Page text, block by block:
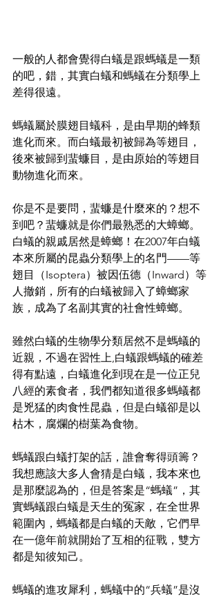
一般的人都會覺得白蟻是跟螞蟻是一類
的吧，錯，其實白蟻和螞蟻在分類學上
差得很遠。
螞蟻屬於膜翅目蟻科，是由早期的蜂類
進化而來。而白蟻最初被歸為等翅目，
後來被歸到蜚蠊目，是由原始的等翅目
動物進化而來。
你是不是要問，蜚蠊是什麼來的？想不
到吧？蜚蠊就是你們最熟悉的大蟑螂。
白蟻的親戚居然是蟑螂！在2007年白蟻
本來所屬的昆蟲分類學上的名門——等
翅目（Isoptera）被因伍德（Inward）等
人撤銷，所有的白蟻被歸入了蟑螂家
族，成為了名副其實的社會性蟑螂。
雖然白蟻的生物學分類居然不是螞蟻的
近親，不過在習性上,白蟻跟螞蟻的確差
得有點遠，白蟻進化到現在是一位正兒
八經的素食者，我們都知道很多螞蟻都
是兇猛的肉食性昆蟲，但是白蟻卻是以
枯木，腐爛的樹葉為食物。
螞蟻跟白蟻打架的話，誰會奪得頭籌？
我想應該大多人會猜是白蟻，我本來也
是那麼認為的，但是答案是“螞蟻”，其
實螞蟻跟白蟻是天生的冤家，在全世界
範圍內，螞蟻都是白蟻的天敵，它們早
在一億年前就開始了互相的征戰，雙方
都是知彼知己。
螞蟻的進攻犀利，螞蟻中的“兵蟻”是沒